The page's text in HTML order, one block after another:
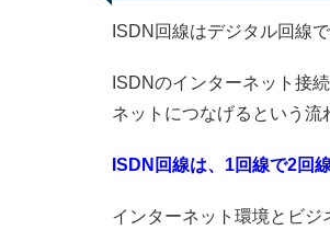
ISDN回線はデジタル回線で
ISDNのインターネット接
ネットにつなげるという流
ISDN回線は、1回線で2回
インターネット環境とビジ